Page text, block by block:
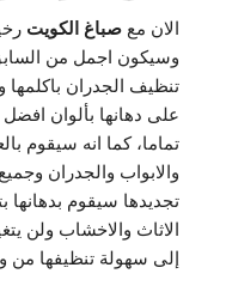
الان مع صباغ الكويت
وسيكون اجمل من
تنظيف الجدران باكلمها
على دهانها بألوان
تماما، كما انه سيقوم
والابواب والجدران
تجديدها سيقوم بدهانها
الاثاث والاخشاب ولن
إلى سهولة تنظيفها من